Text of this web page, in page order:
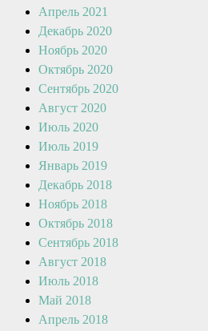
Апрель 2021
Декабрь 2020
Ноябрь 2020
Октябрь 2020
Сентябрь 2020
Август 2020
Июль 2020
Июль 2019
Январь 2019
Декабрь 2018
Ноябрь 2018
Октябрь 2018
Сентябрь 2018
Август 2018
Июль 2018
Май 2018
Апрель 2018